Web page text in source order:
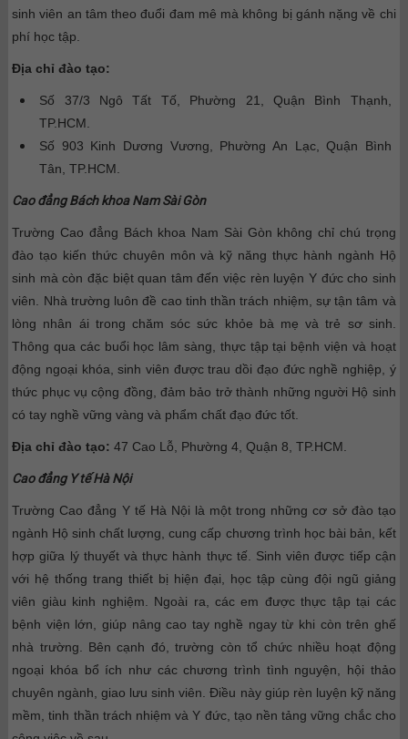
sinh viên an tâm theo đuổi đam mê mà không bị gánh nặng về chi
phí học tập.
Địa chỉ đào tạo:
Số 37/3 Ngô Tất Tố, Phường 21, Quận Bình Thạnh,
TP.HCM.
Số 903 Kinh Dương Vương, Phường An Lạc, Quận Bình
Tân, TP.HCM.
Cao đẳng Bách khoa Nam Sài Gòn
Trường Cao đẳng Bách khoa Nam Sài Gòn không chỉ chú trọng
đào tạo kiến thức chuyên môn và kỹ năng thực hành ngành Hộ
sinh mà còn đặc biệt quan tâm đến việc rèn luyện Y đức cho sinh
viên. Nhà trường luôn đề cao tinh thần trách nhiệm, sự tận tâm và
lòng nhân ái trong chăm sóc sức khỏe bà mẹ và trẻ sơ sinh.
Thông qua các buổi học lâm sàng, thực tập tại bệnh viện và hoạt
động ngoại khóa, sinh viên được trau dồi đạo đức nghề nghiệp, ý
thức phục vụ cộng đồng, đảm bảo trở thành những người Hộ sinh
có tay nghề vững vàng và phẩm chất đạo đức tốt.
Địa chỉ đào tạo: 47 Cao Lỗ, Phường 4, Quận 8, TP.HCM.
Cao đẳng Y tế Hà Nội
Trường Cao đẳng Y tế Hà Nội là một trong những cơ sở đào tạo
ngành Hộ sinh chất lượng, cung cấp chương trình học bài bản, kết
hợp giữa lý thuyết và thực hành thực tế. Sinh viên được tiếp cận
với hệ thống trang thiết bị hiện đại, học tập cùng đội ngũ giảng
viên giàu kinh nghiệm. Ngoài ra, các em được thực tập tại các
bệnh viện lớn, giúp nâng cao tay nghề ngay từ khi còn trên ghế
nhà trường. Bên cạnh đó, trường còn tổ chức nhiều hoạt động
ngoại khóa bổ ích như các chương trình tình nguyện, hội thảo
chuyên ngành, giao lưu sinh viên. Điều này giúp rèn luyện kỹ năng
mềm, tinh thần trách nhiệm và Y đức, tạo nền tảng vững chắc cho